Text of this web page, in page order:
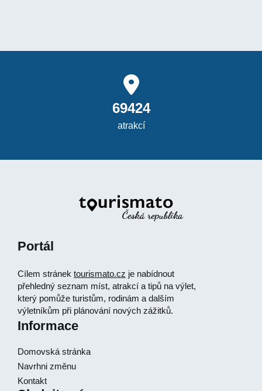
69424
atrakcí
Portál
Cílem stránek tourismato.cz je nabídnout
přehledný seznam míst, atrakcí a tipů na výlet,
který pomůže turistům, rodinám a dalším
výletníkům při plánování nových zážitků.
Informace
Domovská stránka
Navrhni změnu
Kontakt